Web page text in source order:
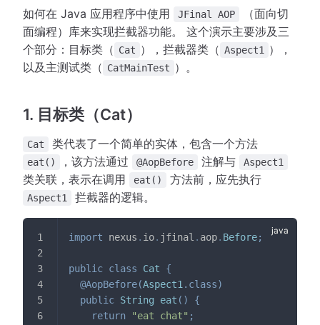
如何在 Java 应用程序中使用 JFinal AOP
（面向切
面编程）库来实现拦截器功能。 这个演示主要涉及三
个部分：目标类（ Cat ），拦截器类（ Aspect1
），
以及主测试类（ CatMainTest ）。
1. 目标类（Cat）
Cat 类代表了一个简单的实体，包含一个方法
eat() ，该方法通过 @AopBefore 注解与 Aspect1
类关联，表示在调用 eat() 方法前，应先执行
Aspect1 拦截器的逻辑。
import nexus . io. jfinal . aop. Before;
public class Cat
{
@AopBefore(Aspect1 . class)
public String eat ( )
{
return
"eat chat" ;